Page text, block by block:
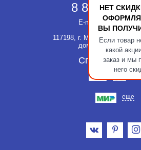
НЕТ
ВЫ
Если товар
какой
заказ и мы
него
8 800 511-
E-mail:
117198, г. Москва, ул.
дом 8, стр. 3, офис
Способы
еще